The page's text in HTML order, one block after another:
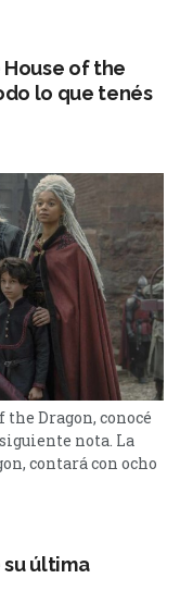
se puede
of the
lo que tenés
the Dragon, conocé
nota. La
contará con ocho
y está previsto
y Sangre” de
última